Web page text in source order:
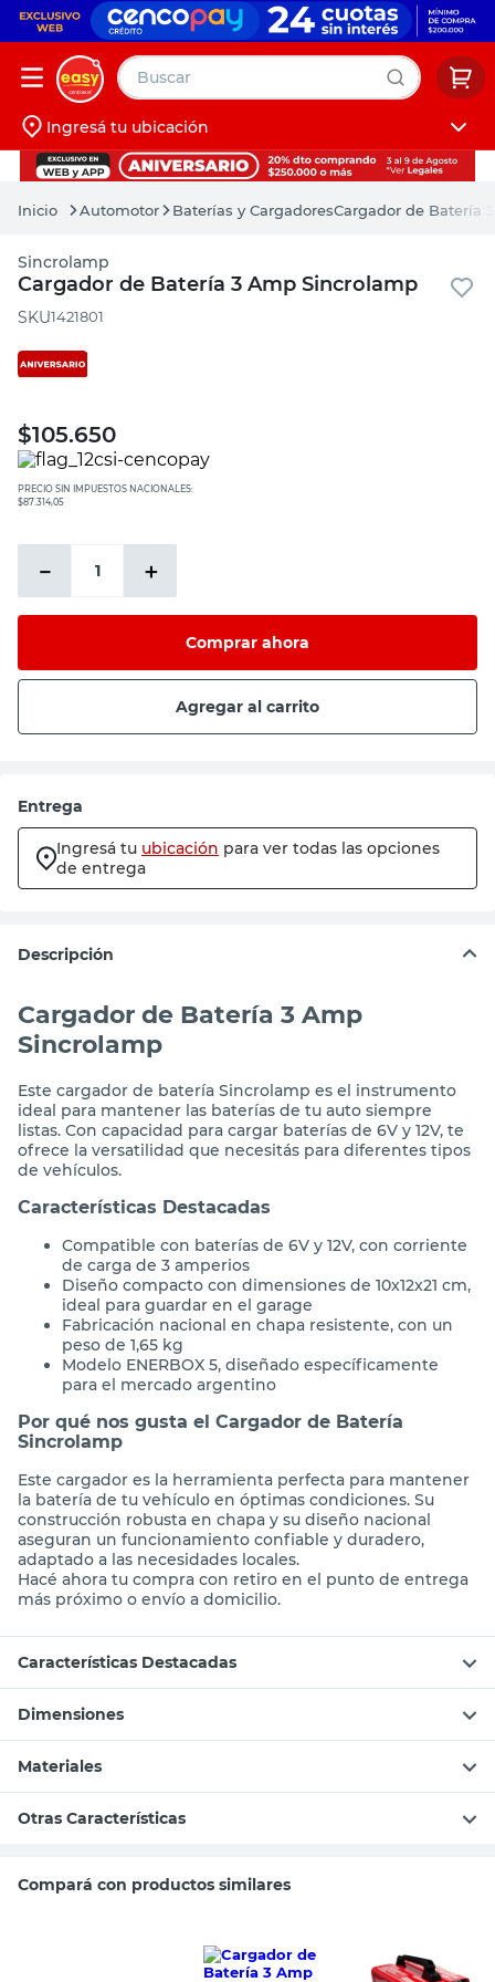
Buscar
Iniciá sesión
Ingresá tu ubicación
Automotor Baterías y CargadoresCargador de Batería
Sincrolamp
Cargador de Batería 3 Amp Sincrolamp
:1421801
$105.650
PRECIO SIN IMPUESTOS NACIONALES:
$87.314,05
＋
－
Comprar ahora
Agregar al carrito
Entrega
Ingresá tu ubicación para ver todas las opciones
de entrega
Descripción
Cargador de Batería 3 Amp
Sincrolamp
Este cargador de batería Sincrolamp es el instrumento
ideal para mantener las baterías de tu auto siempre
listas. Con capacidad para cargar baterías de 6V y 12V, te
ofrece la versatilidad que necesitás para diferentes tipos
de vehículos.
Características Destacadas
Compatible con baterías de 6V y 12V, con corriente
de carga de 3 amperios
Diseño compacto con dimensiones de 10x12x21 cm,
ideal para guardar en el garage
Fabricación nacional en chapa resistente, con un
peso de 1,65 kg
Modelo ENERBOX 5, diseñado específicamente
para el mercado argentino
Por qué nos gusta el Cargador de Batería
Sincrolamp
Este cargador es la herramienta perfecta para mantener
la batería de tu vehículo en óptimas condiciones. Su
construcción robusta en chapa y su diseño nacional
aseguran un funcionamiento confiable y duradero,
adaptado a las necesidades locales.
Hacé ahora tu compra con retiro en el punto de entrega
más próximo o envío a domicilio.
Características Destacadas
Dimensiones
Materiales
Otras Características
Compará con productos similares
muebles
pintura
escritorio
puertas